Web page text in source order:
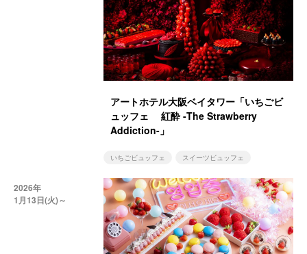
アートホテル大阪ベイタワー「いちごビ
ュッフェ 紅酔 -The Strawberry
Addiction-」
いちごビュッフェ スイーツビュッフェ
2026年
1月13日(火)～